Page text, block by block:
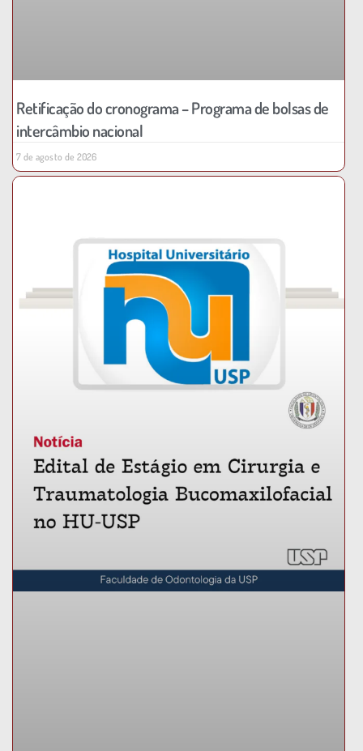
Retificação do cronograma – Programa de bolsas de
intercâmbio nacional
7 de agosto de 2026